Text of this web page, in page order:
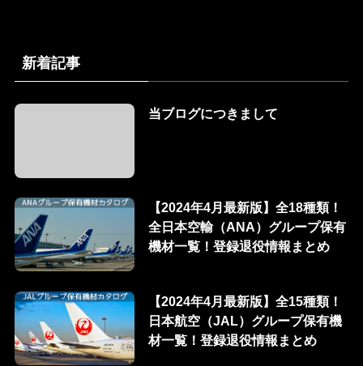
新着記事
当ブログにつきまして
【2024年4月最新版】全18種類！
全日本空輸（ANA）グループ保有
機材一覧！登録退役情報まとめ
【2024年4月最新版】全15種類！
日本航空（JAL）グループ保有機
材一覧！登録退役情報まとめ